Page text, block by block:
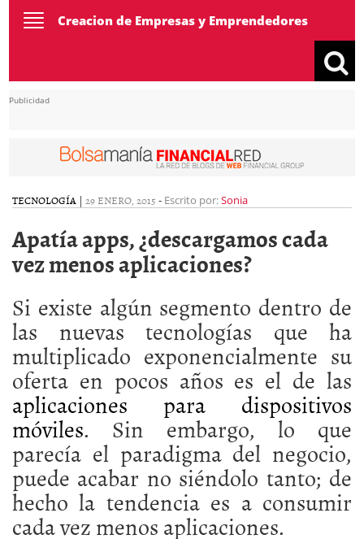
ToggleCreacion de Empresas y Emprendedores
Publicidad
TECNOLOGÍA | 29 ENERO, 2015 - Escrito por:Sonia
Apatía apps, ¿descargamos cada
vez menos aplicaciones?
Si existe algún segmento dentro de
las nuevas tecnologías que ha
multiplicado exponencialmente su
oferta en pocos años es el de las
aplicaciones para dispositivos
móviles. Sin embargo, lo que
parecía el paradigma del negocio,
puede acabar no siéndolo tanto; de
hecho la tendencia es a consumir
cada vez menos aplicaciones.